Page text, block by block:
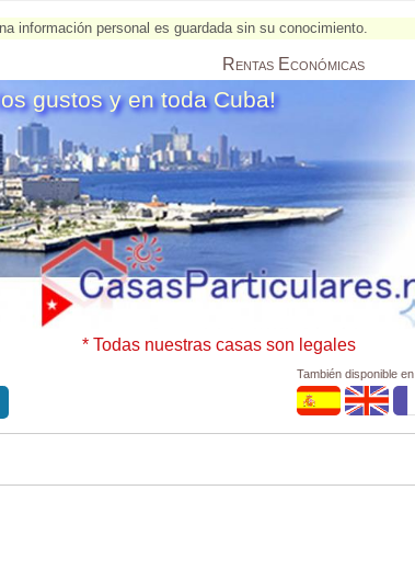
información personal es guardada sin su conocimiento.
Rentas Económicas
* Todas nuestras casas son legales
gustos y en toda Cuba!
También disponible en